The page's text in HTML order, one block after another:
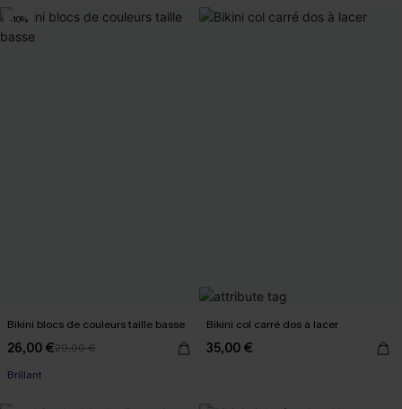
-10%
Bikini blocs de couleurs taille basse
26,00 €29,00 €
Brillant
Bikini col carré dos à lacer
35,00 €